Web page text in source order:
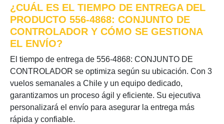
¿CUÁL ES EL TIEMPO DE ENTREGA DEL
PRODUCTO 556-4868: CONJUNTO DE
CONTROLADOR Y CÓMO SE GESTIONA
EL ENVÍO?
El tiempo de entrega de 556-4868: CONJUNTO DE
CONTROLADOR se optimiza según su ubicación. Con 3
vuelos semanales a Chile y un equipo dedicado,
garantizamos un proceso ágil y eficiente. Su ejecutiva
personalizará el envío para asegurar la entrega más
rápida y confiable.